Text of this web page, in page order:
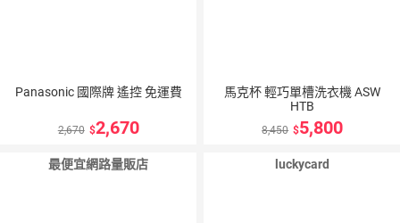
Panasonic 國際牌 遙控 免運費
2,670 2,670
馬克杯 輕巧單槽洗衣機 ASW
HTB
8,450 5,800
最便宜網路量販店 luckycard